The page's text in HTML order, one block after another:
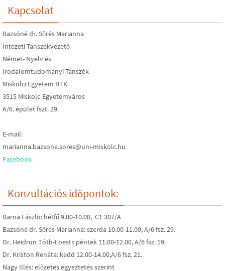
Kapcsolat
Bazsóné dr. Sőrés Marianna
Intézeti Tanszékvezető
Német- Nyelv és
Irodalomtudományi Tanszék
Miskolci Egyetem BTK
3515 Miskolc-Egyetemváros
A/6. épület fszt. 29.
E-mail:
marianna.bazsone.sores@uni-miskolc.hu
Facebook
Konzultációs időpontok:
Barna László: hétfő 9.00-10.00, C1 307/A
Bazsóné dr. Sőrés Marianna: szerda 10.00-11.00, A/6 fsz. 29.
Dr. Heidrun Tóth-Loesti: péntek 11.00-12.00, A/6 fsz. 19.
Dr. Kriston Renáta: kedd 12.00-14.00,A/6 fsz. 21.
Nagy Illés: előzetes egyeztetés szerint